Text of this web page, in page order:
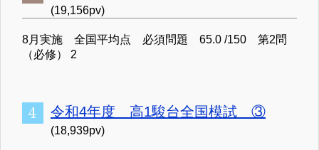
(19,156pv)
8月実施 全国平均点 必須問題 65.0 /150 第2問
（必修） 2
令和4年度 高1駿台全国模試 ③
(18,939pv)